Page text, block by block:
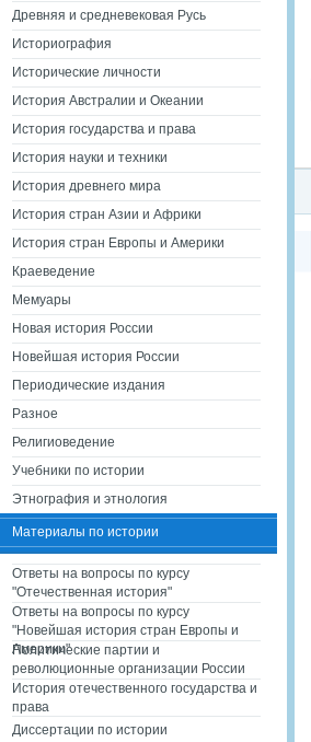
Древняя и средневековая Русь
Историография
Исторические личности
История Австралии и Океании
История государства и права
История науки и техники
История древнего мира
История стран Азии и Африки
История стран Европы и Америки
Краеведение
Мемуары
Новая история России
Новейшая история России
Периодические издания
Разное
Религиоведение
Учебники по истории
Этнография и этнология
Материалы по истории
Ответы на вопросы по курсу
"Отечественная история"
Ответы на вопросы по курсу
"Новейшая история стран Европы и
Америки"
Политические партии и
революционные организации России
История отечественного государства и
права
Диссертации по истории